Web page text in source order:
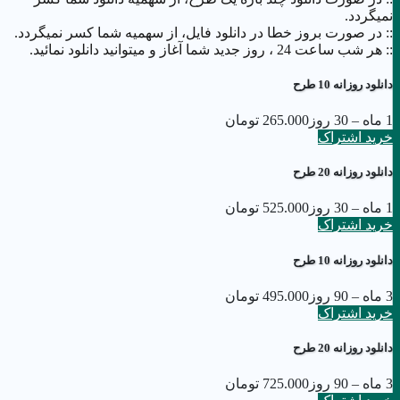
تهیه
زیبا، خوانا و جذابیت بصری.
تهیه بنر تسلیت شهادت حضرت ابوالفضل از پاویسا با قابلیت
نمیگردد.
:: در صورت بروز خطا در دانلود فایل، از سهمیه شما کسر نمیگردد.
:: هر شب ساعت 24 ،‌ روز جدید شما آغاز و میتوانید دانلود نمائید.
دانلود روزانه 10 طرح
265.000 تومان
خرید اشتراک
دانلود روزانه 20 طرح
525.000 تومان
خرید اشتراک
دانلود روزانه 10 طرح
495.000 تومان
خرید اشتراک
دانلود روزانه 20 طرح
725.000 تومان